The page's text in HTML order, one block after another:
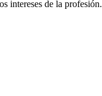
intereses de la profesión.